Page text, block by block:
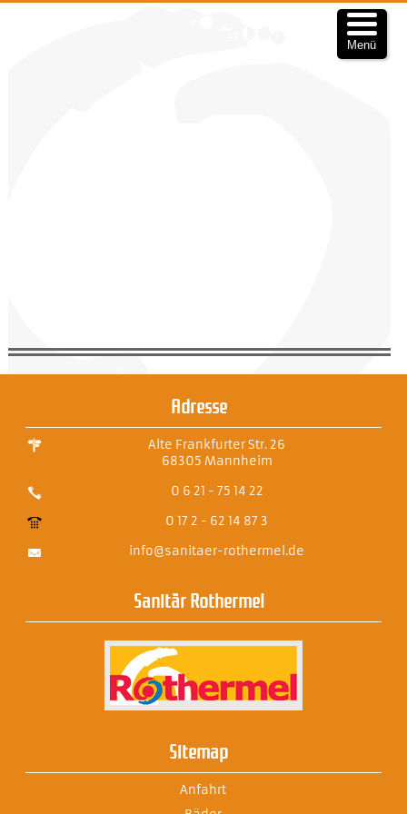
Adresse
Alte Frankfurter Str. 26
68305 Mannheim
0 6 21 - 75 14 22
0 17 2 - 62 14 87 3
info@sanitaer-rothermel.de
Sanitär Rothermel
Sitemap
Anfahrt
Menü